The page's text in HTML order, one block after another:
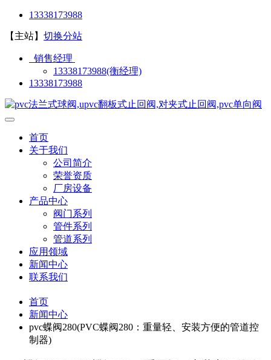
13338173988
【主站】 切换分站
销售经理
13338173988(衡经理)
13338173988
首页
关于我们
公司简介
荣誉资质
厂房设备
产品中心
阀门系列
管件系列
管道系列
应用领域
新闻中心
联系我们
首页
新闻中心
pvc蝶阀280(PVC蝶阀280：重量轻、安装方便的管道控
制器)